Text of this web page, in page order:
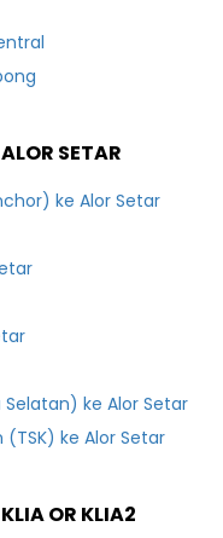
SETAR
ke Alor Setar
Selatan) ke Alor Setar
ke Alor Setar
OR KLIA2